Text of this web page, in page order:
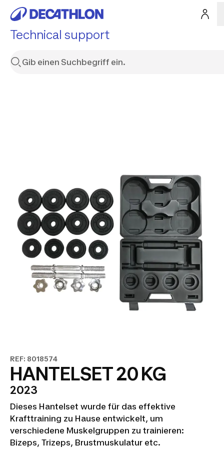
Technical support
REF: 8018574
HANTELSET 20 KG
2023
Dieses Hantelset wurde für das effektive
Krafttraining zu Hause entwickelt, um
verschiedene Muskelgruppen zu trainieren:
Bizeps, Trizeps, Brustmuskulatur etc.